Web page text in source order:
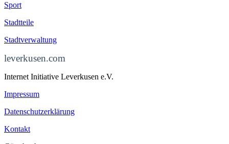
Sport
Stadtteile
Stadtverwaltung
leverkusen.com
Internet Initiative Leverkusen e.V.
Impressum
Datenschutzerklärung
Kontakt